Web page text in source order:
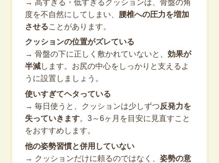
→ 高すぎる・低すぎるクッションは、骨盤の角
度を不自然にしてしまい、 腰椎への圧力を増加
させることがあります。
クッションの位置がズレている
→ 骨盤の下に正しく敷かれていないと、 効果が
半減します。お尻の中心をしっかりと支えるよ
うに設置しましょう。
使いすぎてヘタっている
→ 毎日使うと、クッションは少しずつ反発力を
失っていきます。3～6ヶ月を目安に見直すこと
をおすすめします。
他の姿勢習慣と併用していない
→ クッションだけに頼るのではなく、 姿勢の意